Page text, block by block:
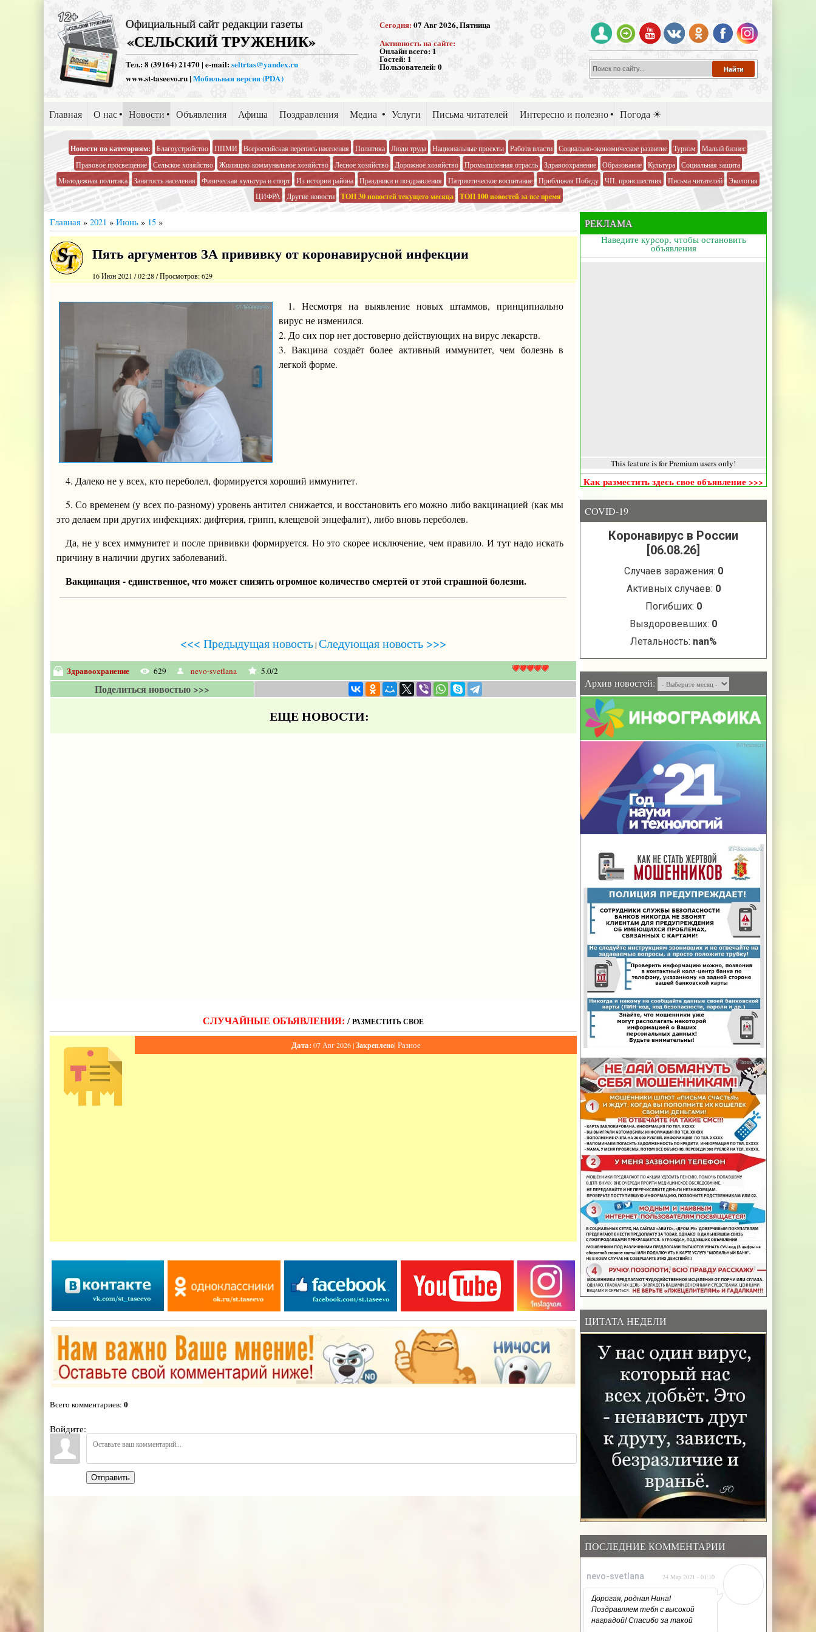
Официальный сайт редакции газеты
«СЕЛЬСКИЙ ТРУЖЕНИК»
Тел.: 8 (39164) 21470 | e-mail:seltrtas@yandex.ru
www.st-taseevo.ru | Мобильная версия (PDA)
Сегодня:07 Авг 2026, Пятница
Активность на сайте:
Онлайн всего: 1
Гостей: 1
Пользователей:0
Главная О нас Новости Объявления Афиша Поздравления Медиа Услуги Письма читателей Интересно и полезно Погода ☀
Новости по категориям: Благоустройство ППМИ Всероссийская перепись населения Политика Люди труда Национальные проекты Работа власти Социально-экономическое развитие Туризм
Малый бизнес
Правовое просвещение
Сельское хозяйство Жилищно-коммунальное хозяйство Лесное хозяйство Дорожное хозяйство Промышленная отрасль Здравоохранение Образование Культура
Социальная защита
Молодежная политика
Занятость населения Физическая культура и спорт Из истории района Праздники и поздравления Патриотическое воспитание Приближая Победу ЧП, происшествия Письма читателей
Экология
ЦИФРА
Другие новости ТОП 30 новостей текущего месяца ТОП 100 новостей за все время
Главная » 2021 » Июнь » 15 »
Пять аргументов ЗА прививку от коронавирусной инфекции
16 Июн 2021 / 02:28 / Просмотров: 629
1. Несмотря на выявление новых штаммов, принципиально
вирус не изменился.
2. До сих пор нет достоверно действующих на вирус лекарств.
3. Вакцина создаёт более активный иммунитет, чем болезнь в
легкой форме.
4. Далеко не у всех, кто переболел, формируется хороший иммунитет.
5. Со временем (у всех по-разному) уровень антител снижается, и восстановить его можно либо вакцинацией (как мы
это делаем при других инфекциях: дифтерия, грипп, клещевой энцефалит), либо вновь переболев.
Да, не у всех иммунитет и после прививки формируется. Но это скорее исключение, чем правило. И тут надо искать
причину в наличии других заболеваний.
Вакцинация - единственное, что может снизить огромное количество смертей от этой страшной болезни.
<<< Предыдущая новость| Следующая новость >>>
Здравоохранение 629 nevo-svetlana 5.0/2
Поделиться новостью >>>
ЕЩЕ НОВОСТИ:
СЛУЧАЙНЫЕ ОБЪЯВЛЕНИЯ: / РАЗМЕСТИТЬ СВОЕ
Дата: 07 Авг 2026 |Закреплено| Разное
Всего комментариев: 0
Войдите:
Отправить
РЕКЛАМА
Наведите курсор, чтобы остановить
объявления
This feature is for Premium users only!
Как разместить здесь свое объявление >>>
COVID-19
Архив новостей:
ЦИТАТА НЕДЕЛИ
ПОСЛЕДНИЕ КОММЕНТАРИИ
nevo-svetlana 24 Мар 2021 - 01:10
Дорогая, родная Нина!
Поздравляем тебя с высокой
наградой! Спасибо за такой